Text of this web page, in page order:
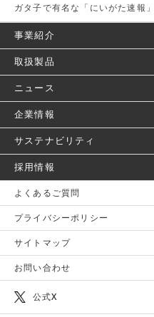
ガタ子で有名な「にいがた速報
事業紹介
取扱製品
ニュース
企業情報
サステナビリティ
採用情報
よくあるご質問
プライバシーポリシー
サイトマップ
お問い合わせ
公式X